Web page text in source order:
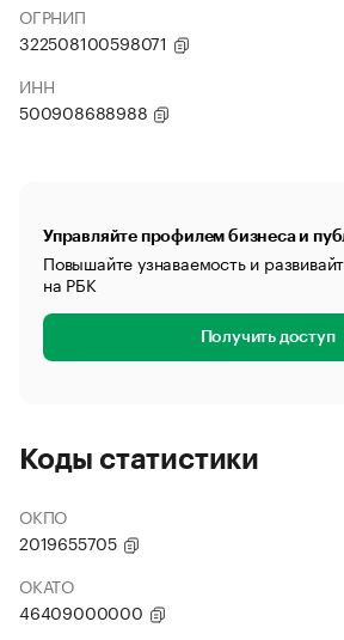
ОГРНИП
322508100598071
ИНН
500908688988
Управляйте профилем бизнеса и
Повышайте узнаваемость и
на РБК
Получить доступ
Коды статистики
ОКПО
2019655705
ОКАТО
46409000000